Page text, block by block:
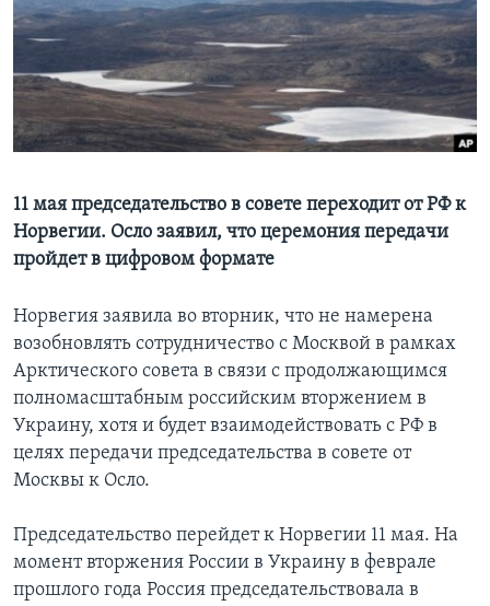
Learning English
СОЦИАЛЬНЫЕ СЕТИ
Языки
11 мая председательство в совете переходит от РФ к
Норвегии. Осло заявил, что церемония передачи
пройдет в цифровом формате
Норвегия заявила во вторник, что не намерена
возобновлять сотрудничество с Москвой в рамках
Арктического совета в связи с продолжающимся
полномасштабным российским вторжением в
Украину, хотя и будет взаимодействовать с РФ в
целях передачи председательства в совете от
Москвы к Осло.
Председательство перейдет к Норвегии 11 мая. На
момент вторжения России в Украину в феврале
прошлого года Россия председательствовала в